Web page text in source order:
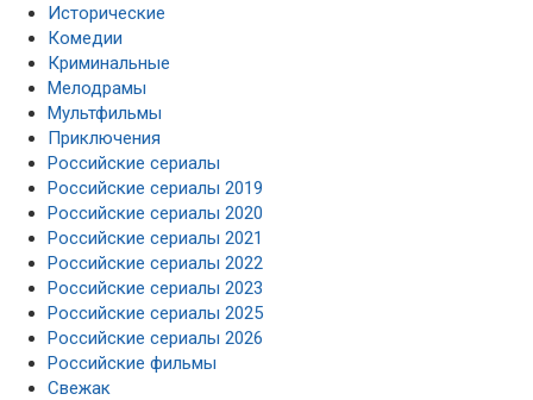
Исторические
Комедии
Криминальные
Мелодрамы
Мультфильмы
Приключения
Российские сериалы
Российские сериалы 2019
Российские сериалы 2020
Российские сериалы 2021
Российские сериалы 2022
Российские сериалы 2023
Российские сериалы 2025
Российские сериалы 2026
Российские фильмы
Свежак